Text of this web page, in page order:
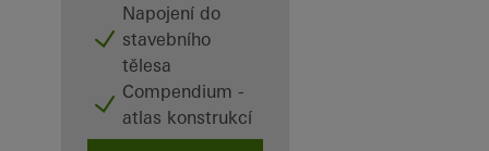
Napojení do
stavebního
tělesa
Compendium -
atlas konstrukcí